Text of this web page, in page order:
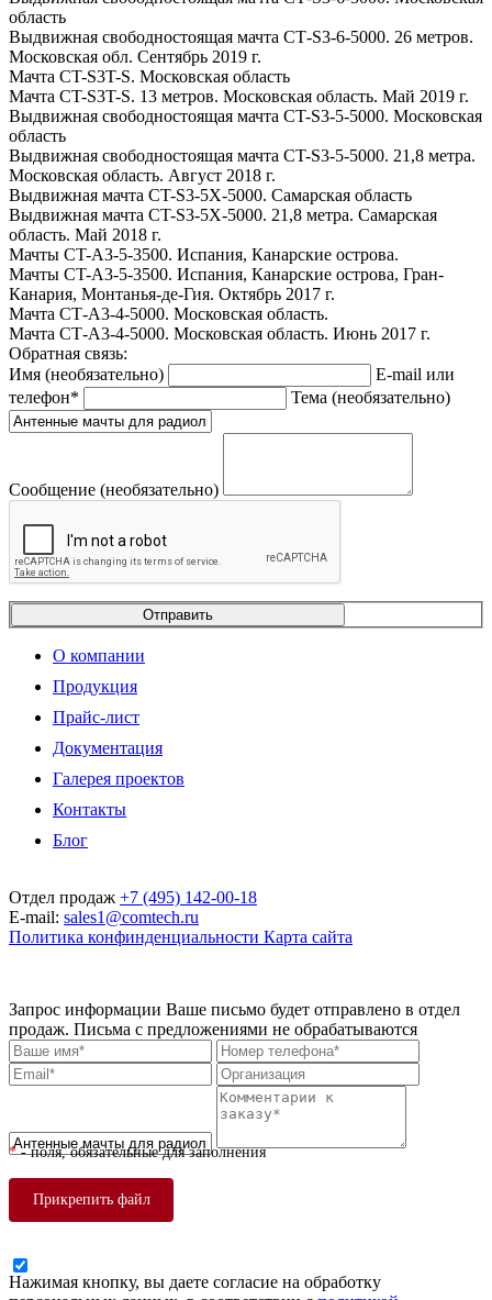
область
Выдвижная свободностоящая мачта СТ-S3-6-5000. 26 метров.
Московская обл. Сентябрь 2019 г.
Мачта CT-S3T-S. Московская область
Мачта CT-S3T-S. 13 метров. Московская область. Май 2019 г.
Выдвижная свободностоящая мачта CT-S3-5-5000. Московская
область
Выдвижная свободностоящая мачта CT-S3-5-5000. 21,8 метра.
Московская область. Август 2018 г.
Выдвижная мачта CT-S3-5X-5000. Самарская область
Выдвижная мачта CT-S3-5X-5000. 21,8 метра. Самарская
область. Май 2018 г.
Мачты CT-A3-5-3500. Испания, Канарские острова.
Мачты CT-A3-5-3500. Испания, Канарские острова, Гран-
Канария, Монтанья-де-Гия. Октябрь 2017 г.
Мачта СТ-А3-4-5000. Московская область.
Мачта СТ-А3-4-5000. Московская область. Июнь 2017 г.
Обратная связь:
Имя (необязательно)
E-mail или
телефон*
Тема (необязательно)
Сообщение (необязательно)
Отправить
О компании
Продукция
Прайс-лист
Документация
Галерея проектов
Контакты
Блог
Отдел продаж +7 (495) 142-00-18
E-mail: sales1@comtech.ru
Политика конфинденциальности Карта сайта
Запрос информации Ваше письмо будет отправлено в отдел
продаж. Письма с предложениями не обрабатываются
*- поля, обязательные для заполнения
Прикрепить файл
Нажимая кнопку, вы даете согласие на обработку